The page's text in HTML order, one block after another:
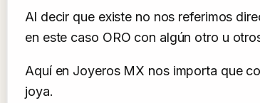
Al decir que existe no nos referimos
en este caso ORO con algún otro u
Aquí en Joyeros MX nos importa que
joya.